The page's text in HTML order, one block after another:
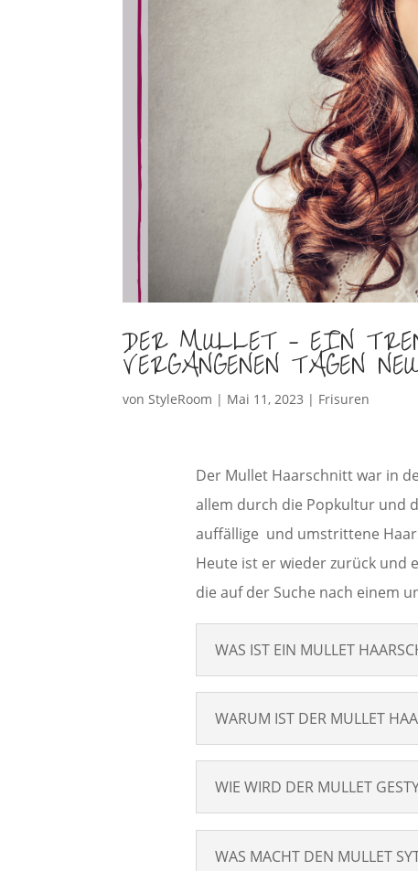
DER MULLET – EIN
VERGANGENEN TAGEN
vonStyleRoom | Mai 11, 2023 | Frisuren
Der Mullet Haarschnitt war in
allem durch die Popkultur und
auffällige und umstrittene
Heute ist er wieder zurück und
die auf der Suche nach einem
WAS IST EIN MULLET
WARUM IST DER MULLET
WIE WIRD DER MULLET
WAS MACHT DEN MULLET